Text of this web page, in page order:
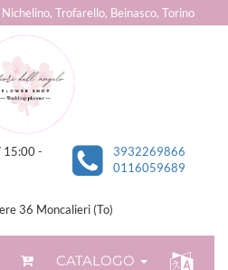
Trofarello, Beinasco, Torino
15:00 -
3932269866
0116059689
36 Moncalieri (To)
CATALOGO